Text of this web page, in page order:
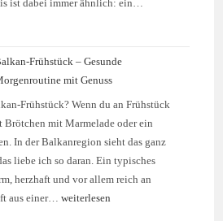
ist dabei immer ähnlich: ein…
Frühstück – Gesunde
mit Genuss
Frühstück? Wenn du an Frühstück
mit Marmelade oder ein
In der Balkanregion sieht das ganz
liebe ich so daran. Ein typisches
herzhaft und vor allem reich an
aus einer…weiterlesen